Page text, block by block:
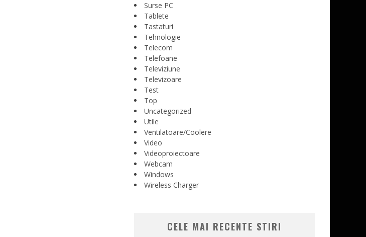
Surse PC
Tablete
Tastaturi
Tehnologie
Telecom
Telefoane
Televiziune
Televizoare
Test
Top
Uncategorized
Utile
Ventilatoare/Coolere
Video
Videoproiectoare
Webcam
Windows
Wireless Charger
CELE MAI RECENTE STIRI